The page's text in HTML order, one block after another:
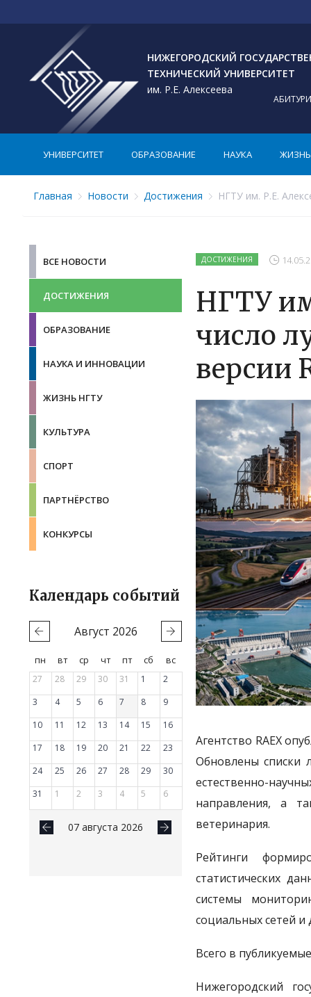
НИЖЕГОРОДСКИЙ
ТЕХНИЧЕСКИЙ УНИВЕРСИТЕТ
им. Р.Е. Алексеева
УНИВЕРСИТЕТ ОБРАЗОВАНИЕ НАУКА ЖИЗНЬ
Главная Новости Достижения НГТУ им. Р.Е.
ВСЕ НОВОСТИ
ДОСТИЖЕНИЯ
ОБРАЗОВАНИЕ
НАУКА И ИННОВАЦИИ
ЖИЗНЬ НГТУ
КУЛЬТУРА
СПОРТ
ПАРТНЁРСТВО
КОНКУРСЫ
Календарь событий
Август 2026
пн вт ср чт пт сб
вс
27
28 29 30 31 1
2
3
4 5 6 7 8
9
10
11 12 13 14 15
16
17
18 19 20 21 22
23
24
25 26 27 28 29
30
31
1 2 3 4 5 6
07 августа 2026
ДОСТИЖЕНИЯ
НГТУ
число
версии
Агентство RAEX
Обновлены списки
естественно-
направления, а
ветеринария.
Рейтинги
статистических
системы
социальных сетей и
Всего в
Нижегородский